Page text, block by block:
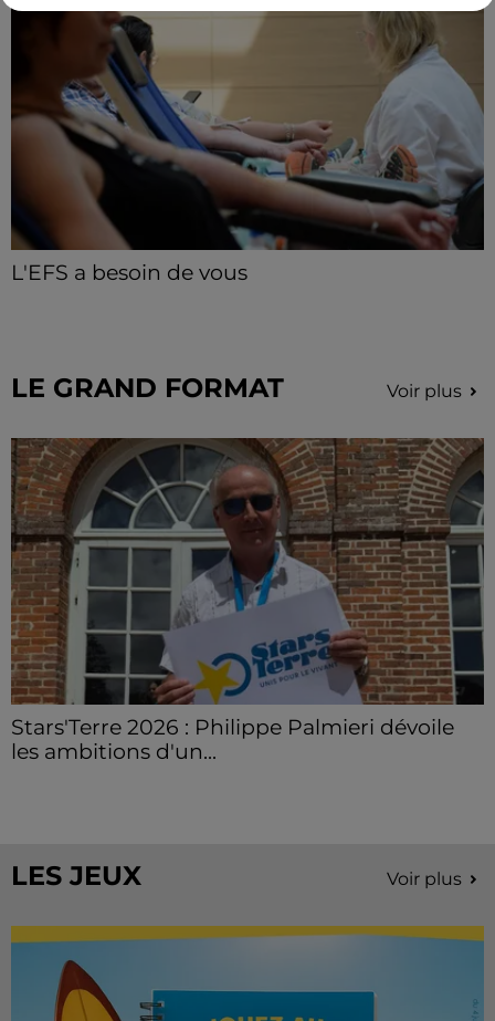
L'EFS a besoin de vous
LE GRAND FORMAT Voir plus
Stars'Terre 2026 : Philippe Palmieri dévoile
les ambitions d'un...
LES JEUX Voir plus